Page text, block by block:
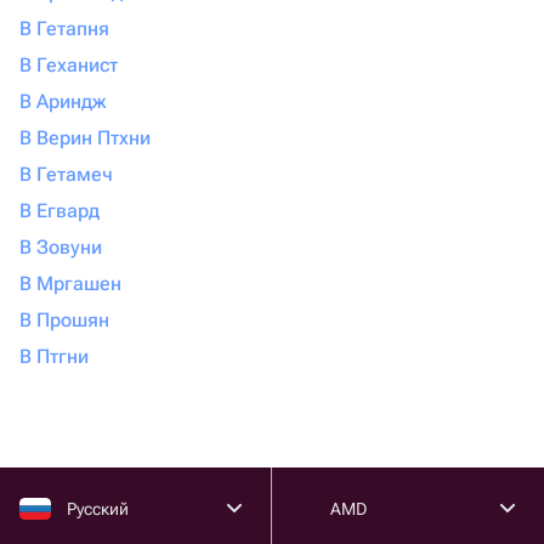
опрыскивания.
Дендробиум. Этот сорт внешне не такой
пышно цветущее комнатное растение. Цветет
орхидея дендробиум не так долго, всего 1-2 месяца,
в то же время в этот момент она неотразима: на
одном стебле распускается целая кружевная
Каттлея. Этот сорт с кружевными лепестками можно
уверенно назвать прихотливым. Ему придется
обеспечить особый температурный режим (не выше
20 градусов), Регулярно удобрять минеральными
купить такую орхидею. {Сity} — один из городов, где
функционирует онлайн-маркетплейс Флаувау. Там
можно быстро разыскать нужный живой цветок в
В Гетапня
В Геханист
В Ариндж
В Верин Птхни
В Гетамеч
В Егвард
В Зовуни
В Мргашен
В Прошян
В Птгни
Русский AMD